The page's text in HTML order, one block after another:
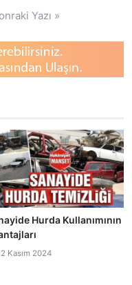
Yazı »
Hurda Kullanımının
Kasım 2024